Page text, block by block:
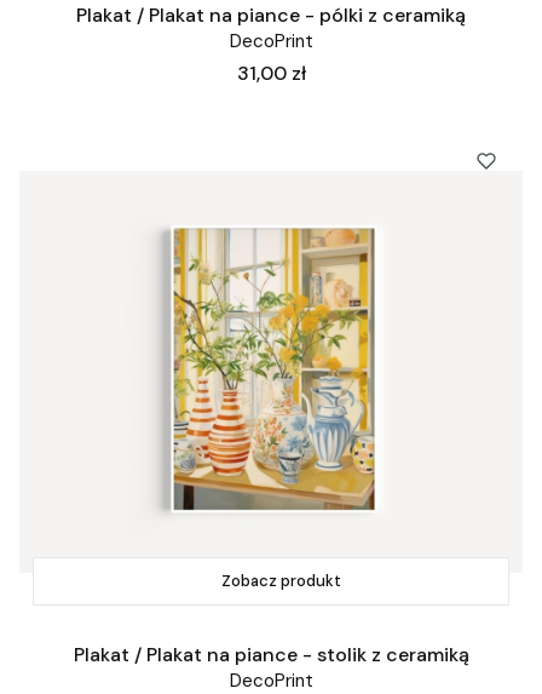
Plakat / Plakat na piance - pólki z ceramiką
DecoPrint
Cena
31,00 zł
Zobacz produkt
Plakat / Plakat na piance - stolik z ceramiką
DecoPrint